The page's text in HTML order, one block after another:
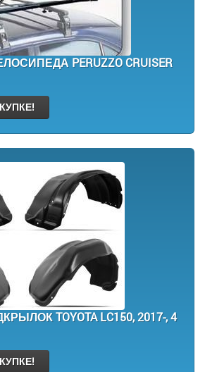
PERUZZO CRUISER
TOYOTA LC150, 2017-, 4